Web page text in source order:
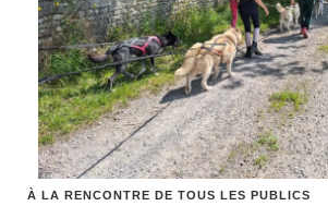
À LA RENCONTRE DE TOUS LES PUBLICS